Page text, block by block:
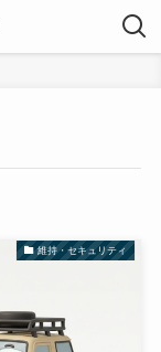
維持・セキュリティ